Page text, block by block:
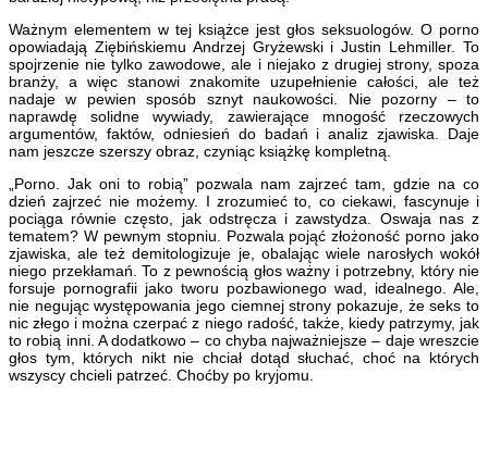
Ważnym elementem w tej książce jest głos seksuologów. O porno
opowiadają Ziębińskiemu Andrzej Gryżewski i Justin Lehmiller. To
spojrzenie nie tylko zawodowe, ale i niejako z drugiej strony, spoza
branży, a więc stanowi znakomite uzupełnienie całości, ale też
nadaje w pewien sposób sznyt naukowości. Nie pozorny – to
naprawdę solidne wywiady, zawierające mnogość rzeczowych
argumentów, faktów, odniesień do badań i analiz zjawiska. Daje
nam jeszcze szerszy obraz, czyniąc książkę kompletną.
„Porno. Jak oni to robią” pozwala nam zajrzeć tam, gdzie na co
dzień zajrzeć nie możemy. I zrozumieć to, co ciekawi, fascynuje i
pociąga równie często, jak odstręcza i zawstydza. Oswaja nas z
tematem? W pewnym stopniu. Pozwala pojąć złożoność porno jako
zjawiska, ale też demitologizuje je, obalając wiele narosłych wokół
niego przekłamań. To z pewnością głos ważny i potrzebny, który nie
forsuje pornografii jako tworu pozbawionego wad, idealnego. Ale,
nie negując występowania jego ciemnej strony pokazuje, że seks to
nic złego i można czerpać z niego radość, także, kiedy patrzymy, jak
to robią inni. A dodatkowo – co chyba najważniejsze – daje wreszcie
głos tym, których nikt nie chciał dotąd słuchać, choć na których
wszyscy chcieli patrzeć. Choćby po kryjomu.